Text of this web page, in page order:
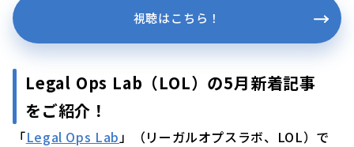
視聴はこちら！
Legal Ops Lab（LOL）の5月新着記事
をご紹介！
「Legal Ops Lab」（リーガルオプスラボ、LOL）で